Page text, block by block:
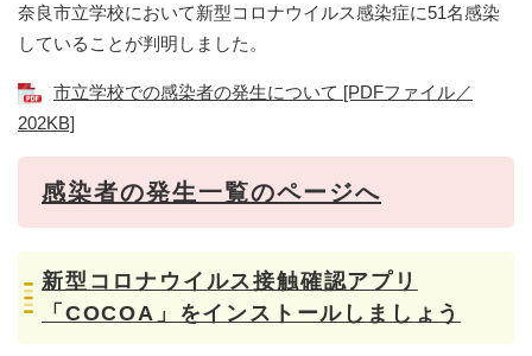
奈良市立学校において新型コロナウイルス感染症に51名感染
していることが判明しました。
市立学校での感染者の発生について [PDFファイル／
202KB]
感染者の発生一覧のページへ
新型コロナウイルス接触確認アプリ
「COCOA」をインストールしましょう